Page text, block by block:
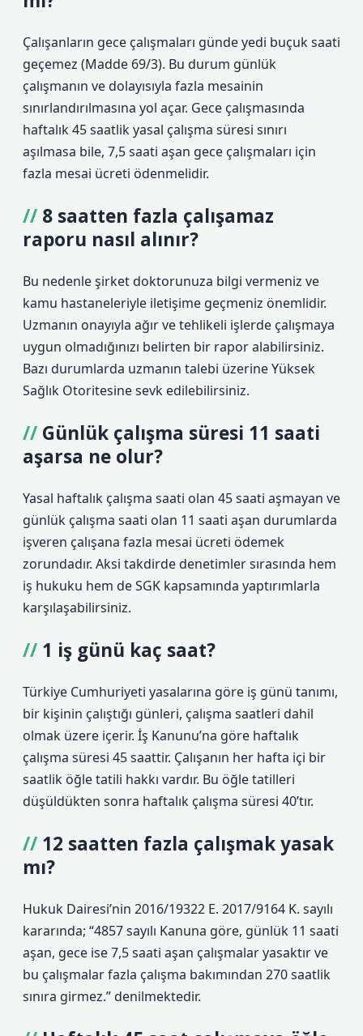
Çalışanların gece çalışmaları günde yedi buçuk saati
geçemez (Madde 69/3). Bu durum günlük
çalışmanın ve dolayısıyla fazla mesainin
sınırlandırılmasına yol açar. Gece çalışmasında
haftalık 45 saatlik yasal çalışma süresi sınırı
aşılmasa bile, 7,5 saati aşan gece çalışmaları için
fazla mesai ücreti ödenmelidir.
8 saatten fazla çalışamaz
raporu nasıl alınır?
Bu nedenle şirket doktorunuza bilgi vermeniz ve
kamu hastaneleriyle iletişime geçmeniz önemlidir.
Uzmanın onayıyla ağır ve tehlikeli işlerde çalışmaya
uygun olmadığınızı belirten bir rapor alabilirsiniz.
Bazı durumlarda uzmanın talebi üzerine Yüksek
Sağlık Otoritesine sevk edilebilirsiniz.
Günlük çalışma süresi 11 saati
aşarsa ne olur?
Yasal haftalık çalışma saati olan 45 saati aşmayan ve
günlük çalışma saati olan 11 saati aşan durumlarda
işveren çalışana fazla mesai ücreti ödemek
zorundadır. Aksi takdirde denetimler sırasında hem
iş hukuku hem de SGK kapsamında yaptırımlarla
karşılaşabilirsiniz.
1 iş günü kaç saat?
Türkiye Cumhuriyeti yasalarına göre iş günü tanımı,
bir kişinin çalıştığı günleri, çalışma saatleri dahil
olmak üzere içerir. İş Kanunu’na göre haftalık
çalışma süresi 45 saattir. Çalışanın her hafta içi bir
saatlik öğle tatili hakkı vardır. Bu öğle tatilleri
düşüldükten sonra haftalık çalışma süresi 40’tır.
12 saatten fazla çalışmak yasak
mı?
Hukuk Dairesi’nin 2016/19322 E. 2017/9164 K. sayılı
kararında; “4857 sayılı Kanuna göre, günlük 11 saati
aşan, gece ise 7,5 saati aşan çalışmalar yasaktır ve
bu çalışmalar fazla çalışma bakımından 270 saatlik
sınıra girmez.” denilmektedir.